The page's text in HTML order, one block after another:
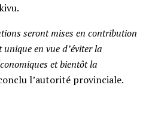
seront mises en contribution
unique en vue d’éviter la
et bientôt la
l’autorité provinciale.